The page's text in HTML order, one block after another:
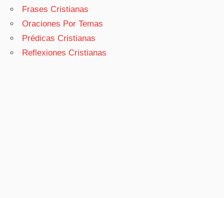
Frases Cristianas
Oraciones Por Temas
Prédicas Cristianas
Reflexiones Cristianas